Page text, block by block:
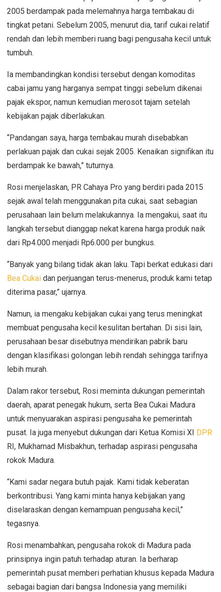
2005 berdampak pada melemahnya harga tembakau di
tingkat petani. Sebelum 2005, menurut dia, tarif cukai relatif
rendah dan lebih memberi ruang bagi pengusaha kecil untuk
tumbuh.
Ia membandingkan kondisi tersebut dengan komoditas
cabai jamu yang harganya sempat tinggi sebelum dikenai
pajak ekspor, namun kemudian merosot tajam setelah
kebijakan pajak diberlakukan.
“Pandangan saya, harga tembakau murah disebabkan
perlakuan pajak dan cukai sejak 2005. Kenaikan signifikan itu
berdampak ke bawah,” tuturnya.
Rosi menjelaskan, PR Cahaya Pro yang berdiri pada 2015
sejak awal telah menggunakan pita cukai, saat sebagian
perusahaan lain belum melakukannya. Ia mengakui, saat itu
langkah tersebut dianggap nekat karena harga produk naik
dari Rp4.000 menjadi Rp6.000 per bungkus.
“Banyak yang bilang tidak akan laku. Tapi berkat edukasi dari
Bea Cukai dan perjuangan terus-menerus, produk kami tetap
diterima pasar,” ujarnya.
Namun, ia mengaku kebijakan cukai yang terus meningkat
membuat pengusaha kecil kesulitan bertahan. Di sisi lain,
perusahaan besar disebutnya mendirikan pabrik baru
dengan klasifikasi golongan lebih rendah sehingga tarifnya
lebih murah.
Dalam rakor tersebut, Rosi meminta dukungan pemerintah
daerah, aparat penegak hukum, serta Bea Cukai Madura
untuk menyuarakan aspirasi pengusaha ke pemerintah
pusat. Ia juga menyebut dukungan dari Ketua Komisi XI DPR
RI, Mukhamad Misbakhun, terhadap aspirasi pengusaha
rokok Madura.
“Kami sadar negara butuh pajak. Kami tidak keberatan
berkontribusi. Yang kami minta hanya kebijakan yang
diselaraskan dengan kemampuan pengusaha kecil,”
tegasnya.
Rosi menambahkan, pengusaha rokok di Madura pada
prinsipnya ingin patuh terhadap aturan. Ia berharap
pemerintah pusat memberi perhatian khusus kepada Madura
sebagai bagian dari bangsa Indonesia yang memiliki